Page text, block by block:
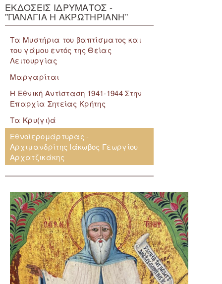
ΕΚΔΟΣΕΙΣ ΙΔΡΥΜΑΤΟΣ -
''ΠΑΝΑΓΙΑ Η ΑΚΡΩΤΗΡΙΑΝΗ''
Τα Μυστήρια του βαπτίσματος και
του γάμου εντός της Θείας
Λειτουργίας
Μαργαρίται
Η Εθνική Αντίσταση 1941-1944 Στην
Επαρχία Σητείας Κρήτης
Τα Κρυ(γι)ά
Εθνοϊερομάρτυρας -
Αρχιμανδρίτης Ιάκωβος Γεωργίου
Αρχατζικάκης